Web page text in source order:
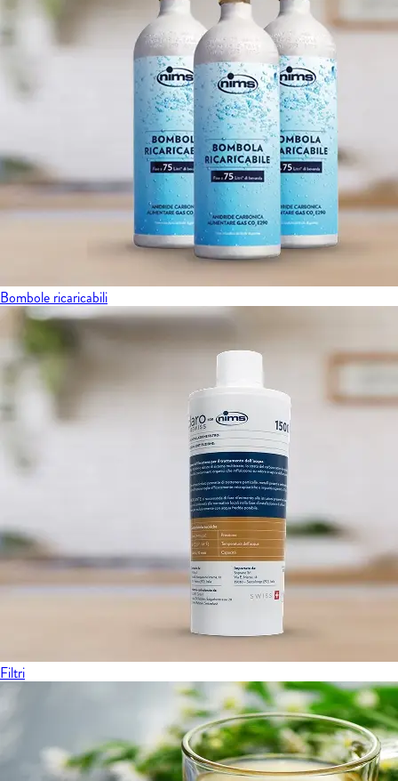
Bombole ricaricabili
Filtri